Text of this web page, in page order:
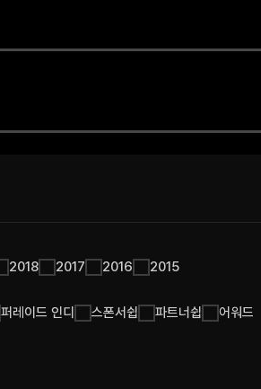
2018 2017 2016 2015
퍼레이드 인디 스폰서쉽 파트너쉽 어워드